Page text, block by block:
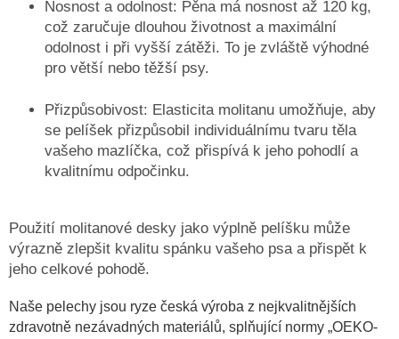
OBOJKY
Napište
MĚ
ZNAČCE
CERINO
Kontakty
ochrany
osobních
údajů
podmínky
Doprava
Nosnost a odolnost: Pěna má nosnost až 120 kg,
což zaručuje dlouhou životnost a maximální
odolnost i při vyšší zátěži. To je zvláště výhodné
pro větší nebo těžší psy.
Přizpůsobivost: Elasticita molitanu umožňuje, aby
se pelíšek přizpůsobil individuálnímu tvaru těla
vašeho mazlíčka, což přispívá k jeho pohodlí a
kvalitnímu odpočinku.
Použití molitanové desky jako výplně pelíšku může
výrazně zlepšit kvalitu spánku vašeho psa a přispět k
jeho celkové pohodě.
Naše pelechy jsou ryze česká výroba z nejkvalitnějších
zdravotně nezávadných materiálů, splňující normy „OEKO-